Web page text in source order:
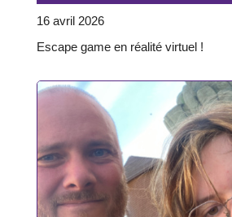
16 avril 2026
Escape game en réalité virtuel !